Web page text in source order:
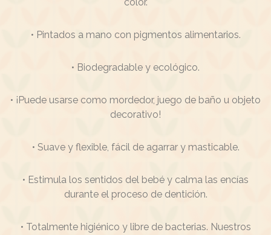
• Pintados a mano con pigmentos alimentarios.
• Biodegradable y ecológico.
• ¡Puede usarse como mordedor, juego de baño u objeto
decorativo!
• Suave y flexible, fácil de agarrar y masticable.
• Estimula los sentidos del bebé y calma las encías
durante el proceso de dentición.
• Totalmente higiénico y libre de bacterias. Nuestros